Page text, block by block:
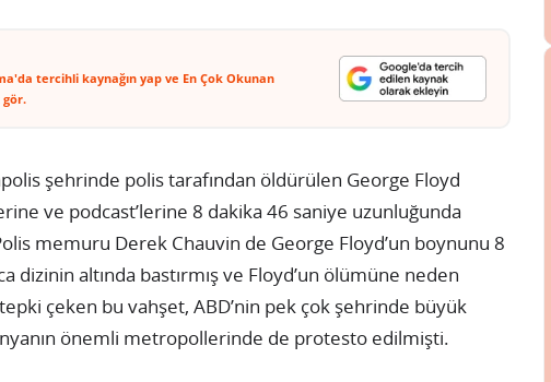
tercihli kaynağın yap ve En Çok Okunan
gör.
şehrinde polis tarafından öldürülen George Floyd
ve podcast’lerine 8 dakika 46 saniye uzunluğunda
memuru Derek Chauvin de George Floyd’un boynunu 8
dizinin altında bastırmış ve Floyd’un ölümüne neden
çeken bu vahşet, ABD’nin pek çok şehrinde büyük
önemli metropollerinde de protesto edilmişti.